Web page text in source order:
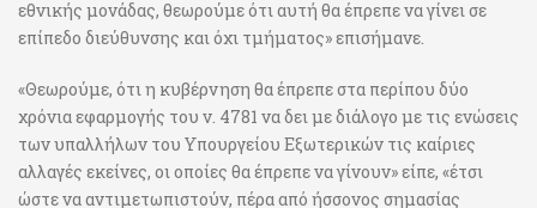
εθνικής μονάδας, θεωρούμε ότι αυτή θα έπρεπε να γίνει σε
επίπεδο διεύθυνσης και όχι τμήματος» επισήμανε.
«Θεωρούμε, ότι η κυβέρνηση θα έπρεπε στα περίπου δύο
χρόνια εφαρμογής του ν. 4781 να δει με διάλογο με τις ενώσεις
των υπαλλήλων του Υπουργείου Εξωτερικών τις καίριες
αλλαγές εκείνες, οι οποίες θα έπρεπε να γίνουν» είπε, «έτσι
ώστε να αντιμετωπιστούν, πέρα από ήσσονος σημασίας